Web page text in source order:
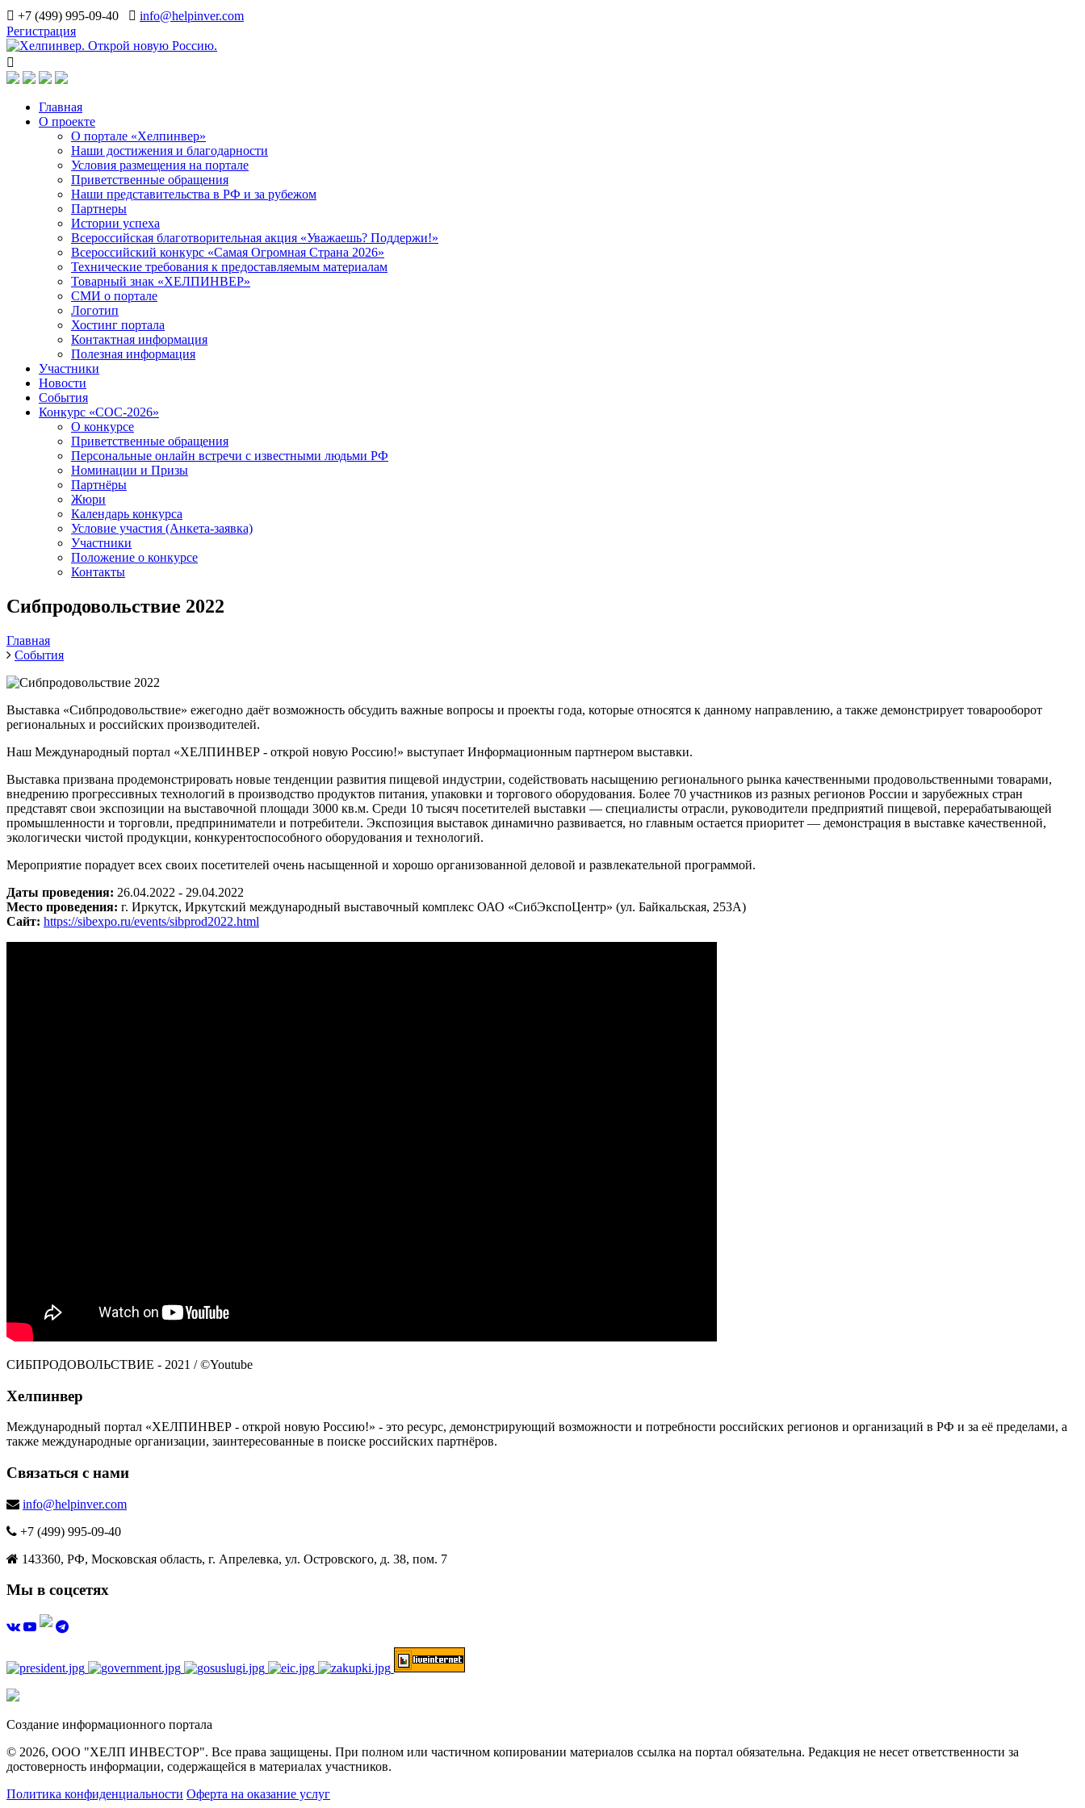
+7 (499) 995-09-40
info@helpinver.com
Регистрация
Главная
О проекте
О портале «Хелпинвер»
Наши достижения и благодарности
Условия размещения на портале
Приветственные обращения
Наши представительства в РФ и за рубежом
Партнеры
Истории успеха
Всероссийская благотворительная акция «Уважаешь? Поддержи!»
Всероссийский конкурс «Самая Огромная Страна 2026»
Технические требования к предоставляемым материалам
Товарный знак «ХЕЛПИНВЕР»
СМИ о портале
Логотип
Хостинг портала
Контактная информация
Полезная информация
Участники
Новости
События
Конкурс «СОС-2026»
О конкурсе
Приветственные обращения
Персональные онлайн встречи с известными людьми РФ
Номинации и Призы
Партнёры
Жюри
Календарь конкурса
Условие участия (Анкета-заявка)
Участники
Положение о конкурсе
Контакты
Сибпродовольствие 2022
Главная
События
Выставка «Сибпродовольствие» ежегодно даёт возможность обсудить важные вопросы и проекты года, которые относятся к данному направлению, а также демонстрирует товарооборот
региональных и российских производителей.
Наш Международный портал «ХЕЛПИНВЕР - открой новую Россию!» выступает Информационным партнером выставки.
Выставка призвана продемонстрировать новые тенденции развития пищевой индустрии, содействовать насыщению регионального рынка качественными продовольственными товарами,
внедрению прогрессивных технологий в производство продуктов питания, упаковки и торгового оборудования. Более 70 участников из разных регионов России и зарубежных стран
представят свои экспозиции на выставочной площади 3000 кв.м. Среди 10 тысяч посетителей выставки — специалисты отрасли, руководители предприятий пищевой, перерабатывающей
промышленности и торговли, предприниматели и потребители. Экспозиция выставок динамично развивается, но главным остается приоритет — демонстрация в выставке качественной,
экологически чистой продукции, конкурентоспособного оборудования и технологий.
Мероприятие порадует всех своих посетителей очень насыщенной и хорошо организованной деловой и развлекательной программой.
Даты проведения: 26.04.2022 - 29.04.2022
Место проведения: г. Иркутск, Иркутский международный выставочный комплекс ОАО «СибЭкспоЦентр» (ул. Байкальская, 253А)
Сайт: https://sibexpo.ru/events/sibprod2022.html
СИБПРОДОВОЛЬСТВИЕ - 2021 / ©Youtube
Хелпинвер
Международный портал «ХЕЛПИНВЕР - открой новую Россию!» - это ресурс, демонстрирующий возможности и потребности российских регионов и организаций в РФ и за её пределами, а
также международные организации, заинтересованные в поиске российских партнёров.
Связаться с нами
info@helpinver.com
+7 (499) 995-09-40
143360, РФ, Московская область, г. Апрелевка, ул. Островского, д. 38, пом. 7
Мы в соцсетях
Создание информационного портала
© 2026, ООО "ХЕЛП ИНВЕСТОР". Все права защищены. При полном или частичном копировании материалов ссылка на портал обязательна. Редакция не несет ответственности за
достоверность информации, содержащейся в материалах участников.
Политика конфиденциальности Оферта на оказание услуг